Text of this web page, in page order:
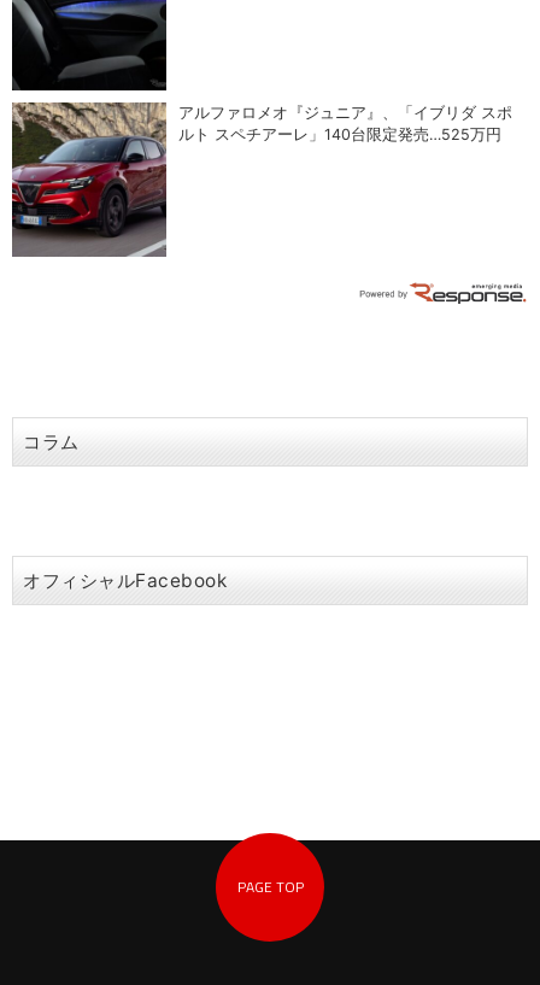
アルファロメオ『ジュニア』、「イブリダ スポ
ルト スペチアーレ」140台限定発売…525万円
コラム
オフィシャルFacebook
PAGE TOP